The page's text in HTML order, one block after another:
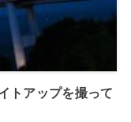
トアップを撮って